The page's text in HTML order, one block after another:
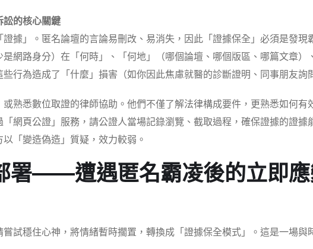
的核心關鍵
據」。匿名論壇的言論易刪改、易消失，因此「證據保全」必須是發現
網路身分）在「何時」、「何地」（哪個論壇、哪個版區、哪篇文章）
些行為造成了「什麼」損害（如你因此焦慮就醫的診斷證明、同事朋友詢
或熟悉數位取證的律師協助。他們不僅了解法律構成要件，更熟悉如何有
網頁公證」服務，請公證人當場記錄瀏覽、截取過程，確保證據的證據
「變造偽造」質疑，效力較弱。
署——遭遇匿名霸凌後的立即
試穩住心神，將情緒暫時擱置，轉換成「證據保全模式」。這是一場與